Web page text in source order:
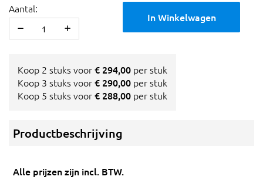
Aantal:
In Winkelwagen
Koop 2 stuks voor€ 294,00 per stuk
Koop 3 stuks voor€ 290,00 per stuk
Koop 5 stuks voor€ 288,00 per stuk
Productbeschrijving
Alle prijzen zijn incl. BTW.